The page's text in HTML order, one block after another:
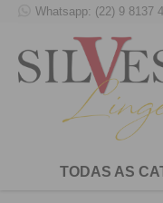
Whatsapp: (22) 9 8137
TODAS AS